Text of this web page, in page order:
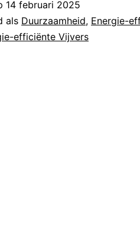
14 februari 2025
als Duurzaamheid, Energie-
efficiënte Vijvers